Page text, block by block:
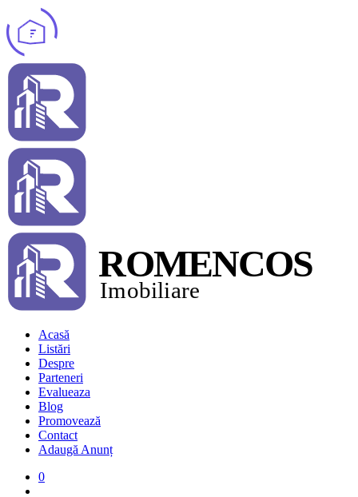
Acasă
Listări
Despre
Parteneri
Evalueaza
Blog
Promovează
Contact
Adaugă Anunț
0